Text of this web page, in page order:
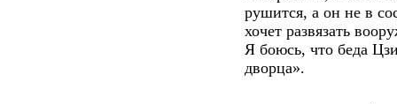
рушится, а он не в
хочет развязать
Я боюсь, что беда
дворца».